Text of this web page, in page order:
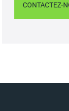
CONTACTEZ-